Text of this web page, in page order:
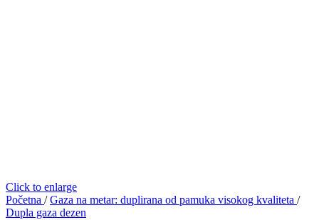
Click to enlarge
Početna / Gaza na metar: duplirana od pamuka visokog kvaliteta /
Dupla gaza dezen